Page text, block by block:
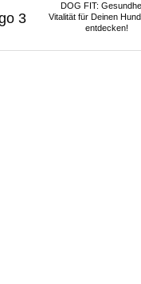
DOG FIT:
Vitalität für Deinen
entdecken!